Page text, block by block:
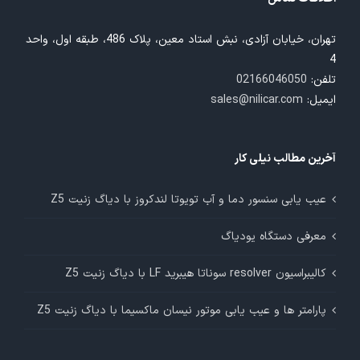
تهران، خیابان آزادی، نبش استاد معین، پلاک 486، طبقه اول، واحد
4
تلفن: 02166046050
ایمیل: sales@nilicar.com
آخرین مطالب نیلی کار
عیب یابی سنسور دما و آب تویوتا لندکروز با دیاگ زنیت Z5
معرفی دستگاه یودیاگ
کالیبراسیون resolver سوناتا هیبرید LF با دیاگ زنیت Z5
پارامتر ها و عیب یابی موتور نیسان ماکسیما با دیاگ زنیت Z5